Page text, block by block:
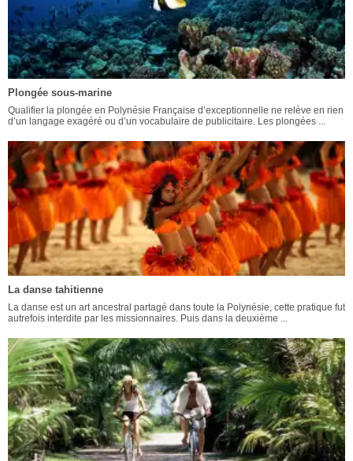
Plongée sous-marine
Qualifier la plongée en Polynésie Française d’exceptionnelle ne relève en rien
d’un langage exagéré ou d’un vocabulaire de publicitaire. Les plongées ...
La danse tahitienne
La danse est un art ancestral partagé dans toute la Polynésie, cette pratique fut
autrefois interdite par les missionnaires. Puis dans la deuxième ...